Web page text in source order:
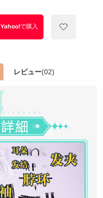
Yahoo!で購入
レビュー(02)